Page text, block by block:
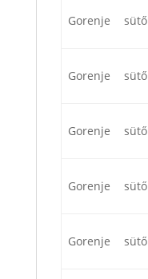
Gorenje sütő
Gorenje sütő
Gorenje sütő
Gorenje sütő
Gorenje sütő